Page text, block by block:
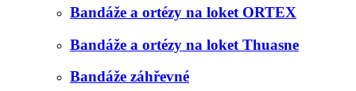
Bandáže a ortézy na loket ORTEX
Bandáže a ortézy na loket Thuasne
Bandáže záhřevné